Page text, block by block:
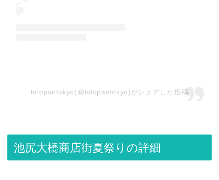
tolopantokyo(@tolopantokyo)がシェアした投稿
池尻大橋商店街夏祭りの詳細